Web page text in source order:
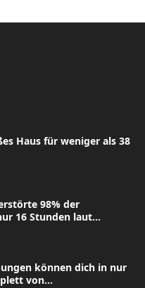
Haus für weniger als 38
98% der
16 Stunden laut...
können dich in nur
von...